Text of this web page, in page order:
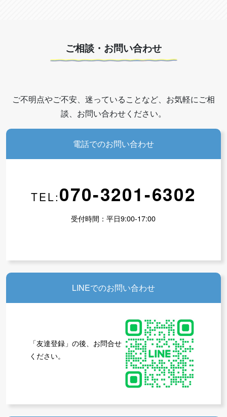
ご相談・お問い合わせ
ご不明点やご不安、迷っていることなど、お気軽にご相
談、お問い合わせください。
電話でのお問い合わせ
TEL:070-3201-6302
受付時間：平日9:00-17:00
LINEでのお問い合わせ
「友達登録」の後、お問合せ
ください。